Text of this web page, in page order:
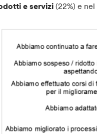
e servizi (22%) e nel